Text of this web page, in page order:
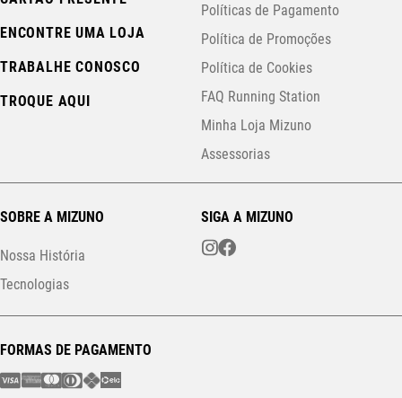
ENCONTRE UMA LOJA
TRABALHE CONOSCO
TROQUE AQUI
Políticas de Pagamento
Política de Promoções
Política de Cookies
FAQ Running Station
Minha Loja Mizuno
Assessorias
SOBRE A MIZUNO
Nossa História
Tecnologias
SIGA A MIZUNO
FORMAS DE PAGAMENTO